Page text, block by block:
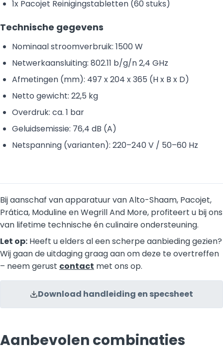
Bij aanschaf van apparatuur van Alto-Shaam, Pacojet,
Prática, Moduline en Wegrill And More, profiteert u bij ons
van lifetime technische én culinaire ondersteuning.
Let op: Heeft u elders al een scherpe aanbieding gezien?
Wij gaan de uitdaging graag aan om deze te overtreffen
– neem gerust contact met ons op.
Download handleiding en specsheet
1x Pacojet Reinigingstabletten (60 stuks)
Technische gegevens
Nominaal stroomverbruik: 1500 W
Netwerkaansluiting: 802.11 b/g/n 2,4 GHz
Afmetingen (mm): 497 x 204 x 365 (H x B x D)
Netto gewicht: 22,5 kg
Overdruk: ca. 1 bar
Geluidsemissie: 76,4 dB (A)
Netspanning (varianten): 220–240 V / 50–60 Hz
Aanbevolen combinaties